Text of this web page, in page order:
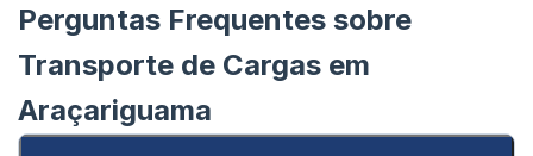
Perguntas Frequentes sobre
Transporte de Cargas em
Araçariguama